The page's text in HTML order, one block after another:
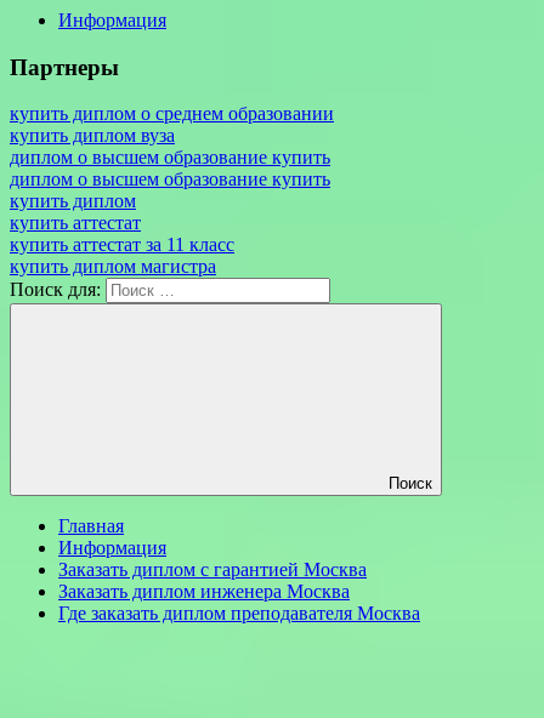
Информация
Партнеры
купить диплом о среднем образовании
купить диплом вуза
диплом о высшем образование купить
диплом о высшем образование купить
купить диплом
купить аттестат
купить аттестат за 11 класс
купить диплом магистра
Поиск для:
Поиск
Главная
Информация
Заказать диплом с гарантией Москва
Заказать диплом инженера Москва
Где заказать диплом преподавателя Москва